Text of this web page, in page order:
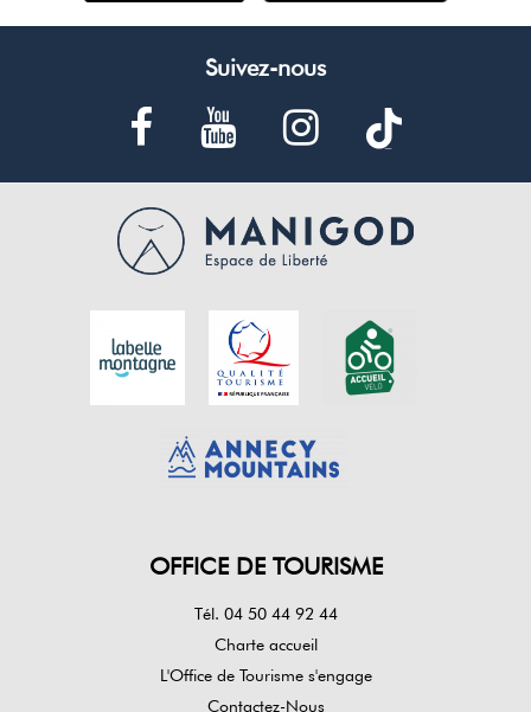
Suivez-nous
OFFICE DE TOURISME
Tél. 04 50 44 92 44
Charte accueil
L'Office de Tourisme s'engage
Contactez-Nous